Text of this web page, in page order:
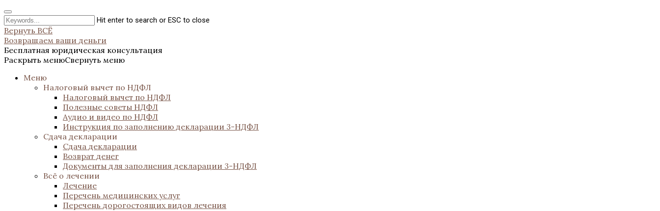
Hit enter to search or ESC to close
Вернуть ВСЁ
Возвращаем ваши деньги
Бесплатная юридическая консультация
Раскрыть менюСвернуть меню
Меню
Налоговый вычет по НДФЛ
Налоговый вычет по НДФЛ
Полезные советы НДФЛ
Аудио и видео по НДФЛ
Инструкция по заполнению декларации 3-НДФЛ
Сдача декларации
Сдача декларации
Возврат денег
Документы для заполнения декларации 3-НДФЛ
Всё о лечении
Лечение
Перечень медицинских услуг
Перечень дорогостоящих видов лечения